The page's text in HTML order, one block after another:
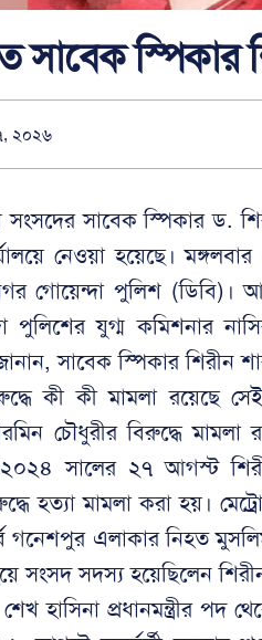
সাবেক স্পিকার
২০২৬
সাবেক স্পিকার ড.
নেওয়া হয়েছে।
গোয়েন্দা পুলিশ (ডিবি)।
পুলিশের যুগ্ম কমিশনার
সাবেক স্পিকার শিরীন
কী কী মামলা রয়েছে
চৌধুরীর বিরুদ্ধে মামলা
সালের ২৭ আগস্ট
হত্যা মামলা করা হয়।
এলাকার নিহত
সংসদ সদস্য হয়েছিলেন
হাসিনা প্রধানমন্ত্রীর পদ